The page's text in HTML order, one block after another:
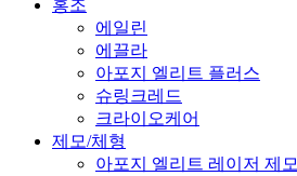
홍조
에일린
에끌라
아포지 엘리트 플러스
슈링크레드
크라이오케어
제모/체형
아포지 엘리트 레이저 제모